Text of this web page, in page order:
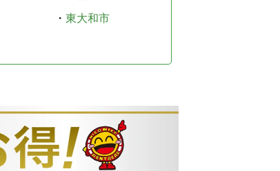
・ 東大和市